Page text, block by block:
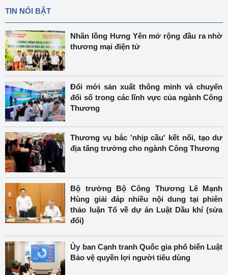
TIN NỔI BẬT
Nhãn lồng Hưng Yên mở rộng đầu ra nhờ
thương mại điện tử
Đổi mới sản xuất thông minh và chuyển
đổi số trong các lĩnh vực của ngành Công
Thương
Thương vụ bắc 'nhịp cầu' kết nối, tạo dư
địa tăng trưởng cho ngành Công Thương
Bộ trưởng Bộ Công Thương Lê Mạnh
Hùng giải đáp nhiều nội dung tại phiên
thảo luận Tổ về dự án Luật Dầu khí (sửa
đổi)
Ủy ban Cạnh tranh Quốc gia phổ biến Luật
Bảo vệ quyền lợi người tiêu dùng